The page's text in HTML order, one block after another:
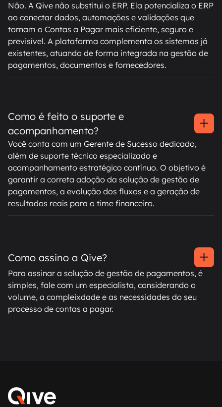
Não. A Qive não substitui o ERP. Ela potencializa o ERP
ao conectar dados, automações e validações que
tornam o Contas a Pagar mais eficiente, seguro e
previsível. A plataforma complementa os sistemas já
existentes, atuando de forma integrada na gestão de
pagamentos, documentos e fornecedores.
Como é feito o suporte e
acompanhamento?
Você conta com um Gerente de Sucesso dedicado,
além de suporte técnico especializado e
acompanhamento estratégico contínuo. O objetivo é
garantir a correta adoção da solução de gestão de
pagamentos, a evolução dos fluxos e a geração de
resultados reais para o time financeiro.
Como assino a Qive?
Para assinar a solução de gestão de pagamentos, é
simples, fale com um especialista, considerando o
volume, a compleixdade e as necessidades do seu
processo de contas a pagar.